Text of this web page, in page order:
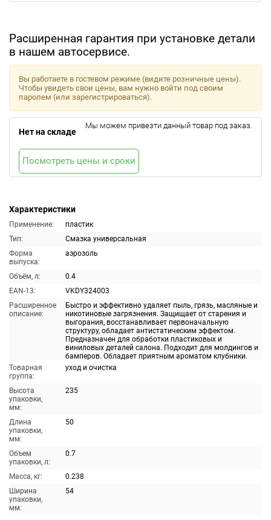
Расширенная гарантия при установке детали
в нашем автосервисе.
Характеристики
Применение:
пластик
Тип:
Смазка универсальная
Форма
выпуска:
аэрозоль
Объём, л:
0.4
EAN-13:
VKDY324003
Расширенное
описание:
Быстро и эффективно удаляет пыль, грязь, масляные и
никотиновые загрязнения. Защищает от старения и
выгорания, восстанавливает первоначальную
структуру, обладает антистатическим эффектом.
Предназначен для обработки пластиковых и
виниловых деталей салона. Подходит для молдингов и
бамперов. Обладает приятным ароматом клубники.
Товарная
группа:
уход и очистка
Высота
упаковки,
мм:
235
Длина
упаковки,
мм:
50
Объем
упаковки, л:
0.7
Масса, кг:
0.238
Ширина
упаковки,
мм:
54
Вы работаете в гостевом режиме (видите розничные цены).
Чтобы увидеть свои цены, вам нужно войти под своим
паролем (или зарегистрироваться).
Нет на складе
Мы можем привезти данный товар под заказ.
Посмотреть цены и сроки